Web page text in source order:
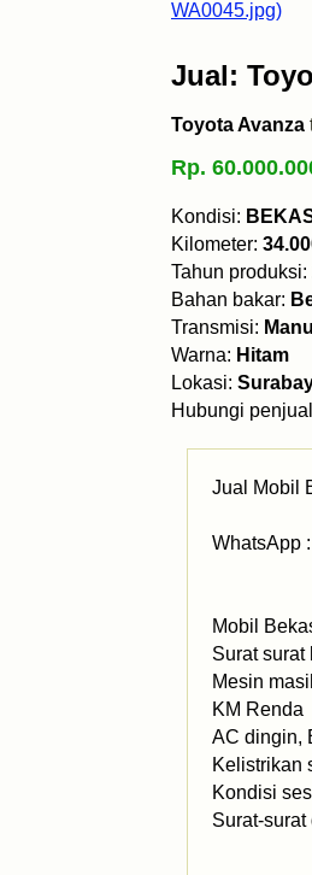
Jual:
Toyota Avanza
Rp.
Kondisi:
Kilometer:
Tahun produksi:
Bahan bakar:
Transmisi:
Warna: Hitam
Lokasi:
Hubungi
Jual Mobil
WhatsApp
Mobil
Surat
Mesin
KM Renda
AC dingin,
Kelistrikan
Kondisi
Surat-surat